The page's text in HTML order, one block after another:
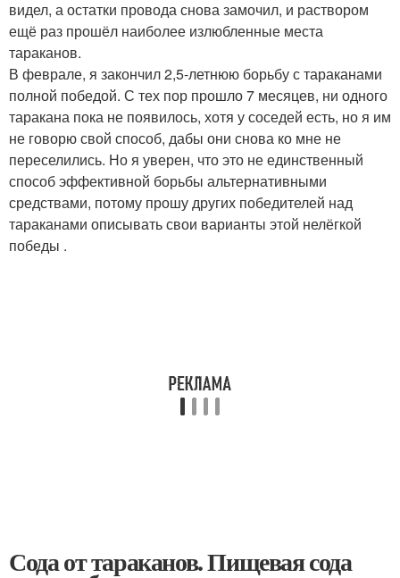
видел, а остатки провода снова замочил, и раствором
ещё раз прошёл наиболее излюбленные места
тараканов.
В феврале, я закончил 2,5-летнюю борьбу с тараканами
полной победой. С тех пор прошло 7 месяцев, ни одного
таракана пока не появилось, хотя у соседей есть, но я им
не говорю свой способ, дабы они снова ко мне не
переселились. Но я уверен, что это не единственный
способ эффективной борьбы альтернативными
средствами, потому прошу других победителей над
тараканами описывать свои варианты этой нелёгкой
победы .
Сода от тараканов. Пищевая сода